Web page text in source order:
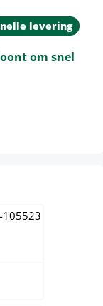
levering
om snel